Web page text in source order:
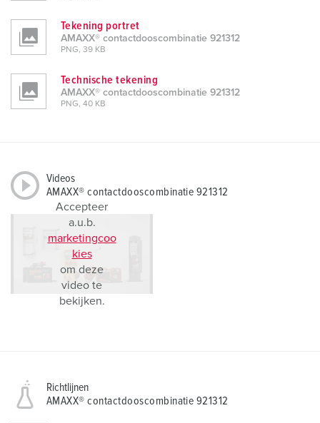
Tekening portret
AMAXX® contactdooscombinatie 921312
PNG, 39 KB
Technische tekening
AMAXX® contactdooscombinatie 921312
PNG, 40 KB
Videos
AMAXX® contactdooscombinatie 921312
Accepteer
a.u.b.
marketingcoo
kies
om deze
video te
bekijken.
Richtlijnen
AMAXX® contactdooscombinatie 921312